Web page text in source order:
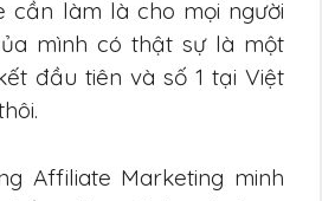
cần làm là cho mọi người
mình có thật sự là một
đầu tiên và số 1 tại Việt
Affiliate Marketing minh